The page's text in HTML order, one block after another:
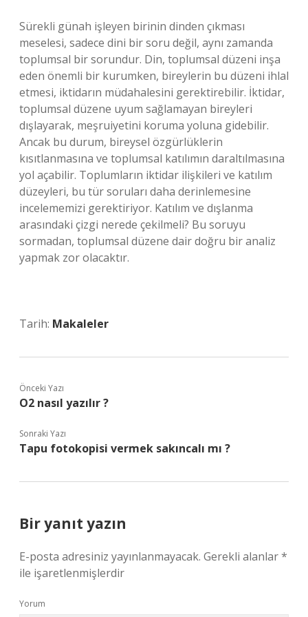
Sürekli günah işleyen birinin dinden çıkması
meselesi, sadece dini bir soru değil, aynı zamanda
toplumsal bir sorundur. Din, toplumsal düzeni inşa
eden önemli bir kurumken, bireylerin bu düzeni ihlal
etmesi, iktidarın müdahalesini gerektirebilir. İktidar,
toplumsal düzene uyum sağlamayan bireyleri
dışlayarak, meşruiyetini koruma yoluna gidebilir.
Ancak bu durum, bireysel özgürlüklerin
kısıtlanmasına ve toplumsal katılımın daraltılmasına
yol açabilir. Toplumların iktidar ilişkileri ve katılım
düzeyleri, bu tür soruları daha derinlemesine
incelememizi gerektiriyor. Katılım ve dışlanma
arasındaki çizgi nerede çekilmeli? Bu soruyu
sormadan, toplumsal düzene dair doğru bir analiz
yapmak zor olacaktır.
Tarih: Makaleler
Önceki Yazı
O2 nasıl yazılır ?
Sonraki Yazı
Tapu fotokopisi vermek sakıncalı mı ?
Bir yanıt yazın
E-posta adresiniz yayınlanmayacak. Gerekli alanlar*
ile işaretlenmişlerdir
Yorum